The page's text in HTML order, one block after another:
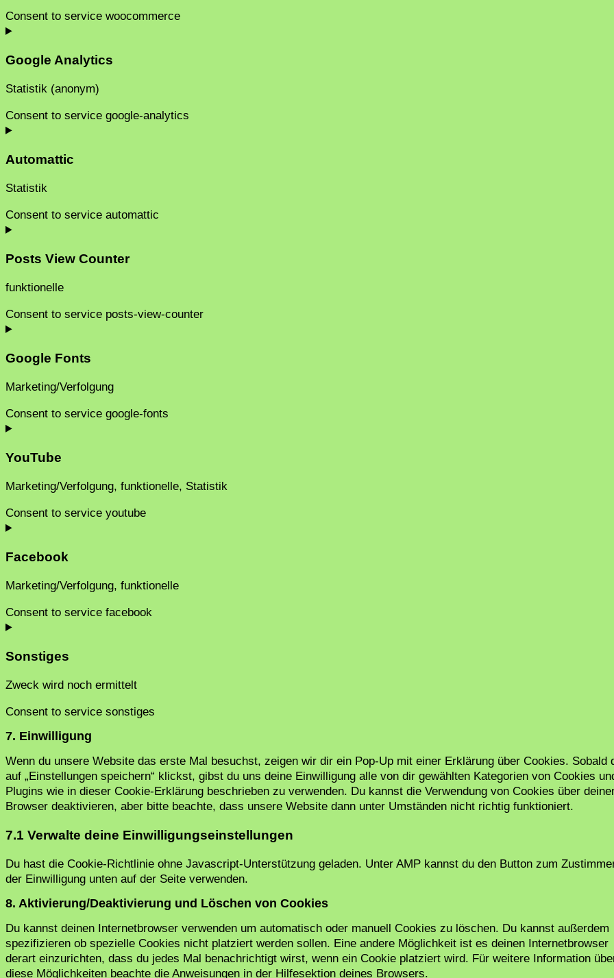
Consent to service woocommerce
Google Analytics
Statistik (anonym)
Consent to service google-analytics
Automattic
Statistik
Consent to service automattic
Posts View Counter
funktionelle
Consent to service posts-view-counter
Google Fonts
Marketing/Verfolgung
Consent to service google-fonts
YouTube
Marketing/Verfolgung, funktionelle, Statistik
Consent to service youtube
Facebook
Marketing/Verfolgung, funktionelle
Consent to service facebook
Sonstiges
Zweck wird noch ermittelt
Consent to service sonstiges
7. Einwilligung
Wenn du unsere Website das erste Mal besuchst, zeigen wir dir ein Pop-Up mit einer Erklärung über Cookies. Sobald
auf „Einstellungen speichern“ klickst, gibst du uns deine Einwilligung alle von dir gewählten Kategorien von Cookies
Plugins wie in dieser Cookie-Erklärung beschrieben zu verwenden. Du kannst die Verwendung von Cookies über
Browser deaktivieren, aber bitte beachte, dass unsere Website dann unter Umständen nicht richtig funktioniert.
7.1 Verwalte deine Einwilligungseinstellungen
Du hast die Cookie-Richtlinie ohne Javascript-Unterstützung geladen. Unter AMP kannst du den Button zum
der Einwilligung unten auf der Seite verwenden.
8. Aktivierung/Deaktivierung und Löschen von Cookies
Du kannst deinen Internetbrowser verwenden um automatisch oder manuell Cookies zu löschen. Du kannst außerdem
spezifizieren ob spezielle Cookies nicht platziert werden sollen. Eine andere Möglichkeit ist es deinen Internetbrowser
derart einzurichten, dass du jedes Mal benachrichtigt wirst, wenn ein Cookie platziert wird. Für weitere Information
diese Möglichkeiten beachte die Anweisungen in der Hilfesektion deines Browsers.